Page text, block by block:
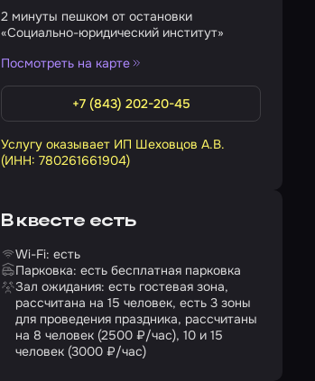
2 минуты пешком от остановки
«Социально-юридический институт»
Посмотреть на карте
+7 (843) 202-20-45
Услугу оказывает ИП Шеховцов А.В.
(ИНН: 780261661904)
В квесте есть
Wi-Fi: есть
Парковка: есть бесплатная парковка
Зал ожидания: есть гостевая зона,
рассчитана на 15 человек, есть 3 зоны
для проведения праздника, рассчитаны
на 8 человек (2500 ₽/час), 10 и 15
человек (3000 ₽/час)